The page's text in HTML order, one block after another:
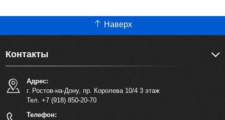
Наверх
Контакты
Адрес:
г. Ростов-на-Дону, пр. Королева 10/4 3 этаж
Тел. +7 (918) 850-20-70
Телефон: